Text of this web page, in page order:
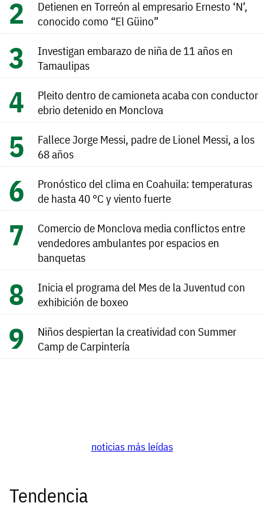
Detienen en Torreón al empresario Ernesto ‘N’,
conocido como “El Güino”
Investigan embarazo de niña de 11 años en
Tamaulipas
Pleito dentro de camioneta acaba con conductor
ebrio detenido en Monclova
Fallece Jorge Messi, padre de Lionel Messi, a los
68 años
Pronóstico del clima en Coahuila: temperaturas
de hasta 40 °C y viento fuerte
Comercio de Monclova media conflictos entre
vendedores ambulantes por espacios en
banquetas
Inicia el programa del Mes de la Juventud con
exhibición de boxeo
Niños despiertan la creatividad con Summer
Camp de Carpintería
noticias más leídas
Tendencia